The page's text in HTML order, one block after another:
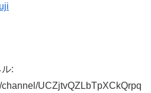
:
UCZjtvQZLbTpXCkQrpq